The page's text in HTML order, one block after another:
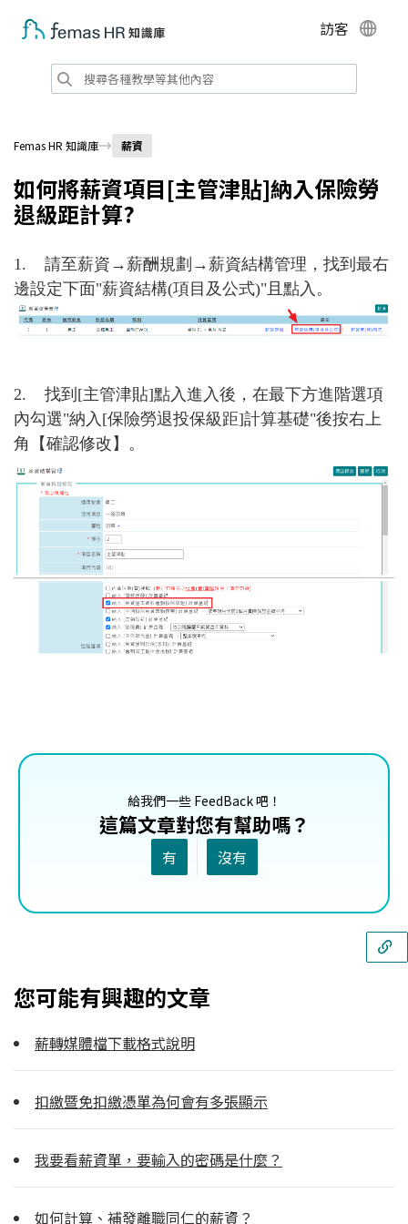
訪客
Femas HR 知識庫 薪資
如何將薪資項目[主管津貼]納入保險勞
退級距計算?
1. 請至薪資→薪酬規劃→薪資結構管理 ，找到最右
邊設定下面"薪資結構(項目及公式)" 且點入。
2. 找到 [主管津貼]點入進入後，在最下方進階選項
內勾選"納入[保險勞退投保級距]計算基礎"後按右上
角【確認修改】。
給我們一些 FeedBack 吧！
這篇文章對您有幫助嗎？
有 沒有
您可能有興趣的文章
薪轉媒體檔下載格式說明
扣繳暨免扣繳憑單為何會有多張顯示
我要看薪資單，要輸入的密碼是什麼？
如何計算、補發離職同仁的薪資？